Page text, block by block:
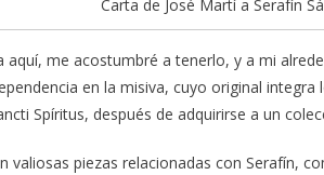
Carta de José Martí a Serafín
aquí, me acostumbré a tenerlo, y a mi
en la misiva, cuyo original
Spíritus, después de adquirirse a un
valiosas piezas relacionadas con Serafín,